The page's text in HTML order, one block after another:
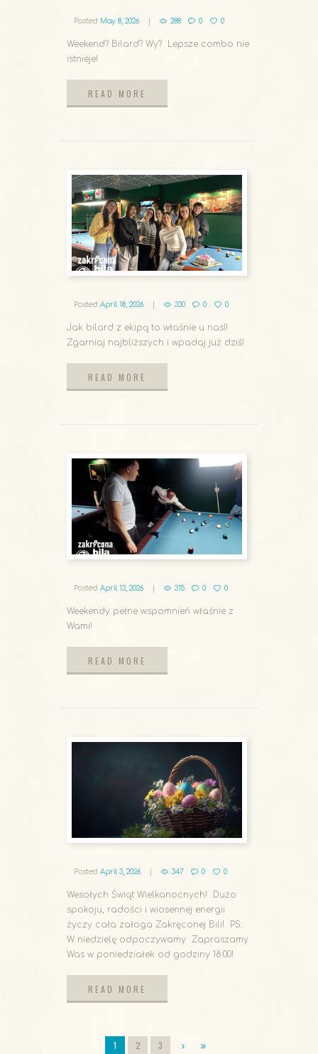
Posted May 8, 2026 288 0 0
Weekend? Bilard? Wy? Lepsze combo nie
istnieje!
READ MORE
Posted April 18, 2026 330 0 0
Jak bilard z ekipą to właśnie u nas!!
Zgarniaj najbliższych i wpadaj już dziś!
READ MORE
Posted April 13, 2026 315 0 0
Weekendy pełne wspomnień właśnie z
Wami!
READ MORE
Posted April 3, 2026 347 0 0
Wesołych Świąt Wielkanocnych! Dużo
spokoju, radości i wiosennej energii
życzy cała załoga Zakręconej Bili! PS.
W niedzielę odpoczywamy Zapraszamy
Was w poniedziałek od godziny 18:00!
READ MORE
1 2 3